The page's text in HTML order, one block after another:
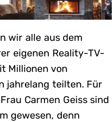
wir alle aus dem
eigenen Reality-TV-
Millionen von
jahrelang teilten. Für
Carmen Geiss sind
gewesen, denn